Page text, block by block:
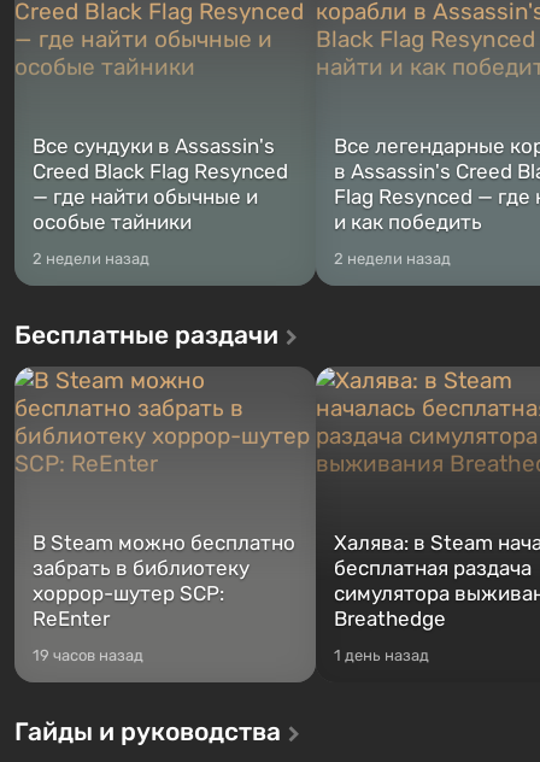
Все сундуки в Assassin's
Creed Black Flag Resynced
— где найти обычные и
особые тайники
2 недели назад
Все легендарные
в Assassin's Creed
Flag Resynced — где
и как победить
2 недели назад
Бесплатные раздачи
В Steam можно бесплатно
забрать в библиотеку
хоррор-шутер SCP:
ReEnter
19 часов назад
Халява: в Steam
бесплатная раздача
симулятора
Breathedge
1 день назад
Гайды и руководства